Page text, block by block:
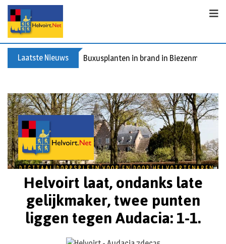
Laatste Nieuws Buxusplanten in brand in Biezenmortel,
Helvoirt laat, ondanks late
gelijkmaker, twee punten
liggen tegen Audacia: 1-1.